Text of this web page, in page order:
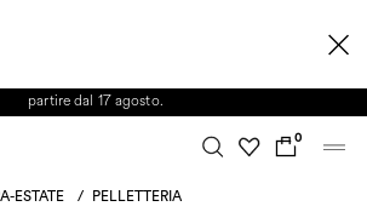
Dall'8 al 16 agosto il Servizio Clienti non sarà
partire dal 17 agosto.
0
ESTATE / PELLETTERIA